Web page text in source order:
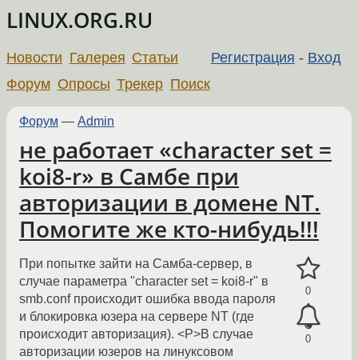
LINUX.ORG.RU
Регистрация - Вход
Новости Галерея Статьи
Форум Опросы Трекер Поиск
Форум — Admin
не работает «character set =
koi8-r» в Самбе при
авторизации в домене NT.
Помогите же кто-нибудь!!!
0
0
При попытке зайти на Самба-сервер, в
случае параметра "character set = koi8-r" в
smb.conf происходит ошибка ввода пароля
и блокировка юзера на сервере NT (где
происходит авторизация). <P>В случае
авторизации юзеров на линуксовом